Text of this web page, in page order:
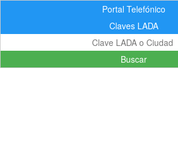
Portal Telefónico
Claves LADA
Buscar